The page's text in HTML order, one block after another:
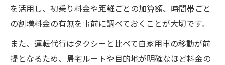
を活用し、初乗り料金や距離ごとの加算額、時間帯ごと
の割増料金の有無を事前に調べておくことが大切です。
また、運転代行はタクシーと比べて自家用車の移動が前
提となるため、帰宅ルートや目的地が明確なほど料金の